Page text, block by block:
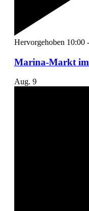
Hervorgehoben 10:00 -
Marina-Markt
Aug. 9